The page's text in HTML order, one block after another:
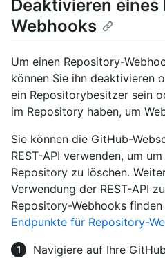
Deaktivieren
Webhooks
Um einen Repository-
können Sie ihn deaktivieren
ein Repositorybesitzer sein
im Repository haben, um
Sie können die GitHub-
REST-API verwenden, um
Repository zu löschen.
Verwendung der REST-API
Repository-Webhooks finden
Endpunkte für Repository-
Navigiere auf Ihre